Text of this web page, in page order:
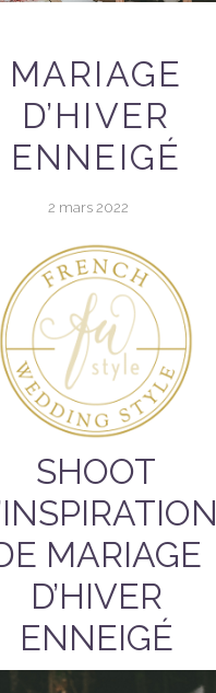
MARIAGE
D’HIVER
ENNEIGÉ
2 mars 2022
SHOOT
MARIAGE
D’HIVER
ENNEIGÉ